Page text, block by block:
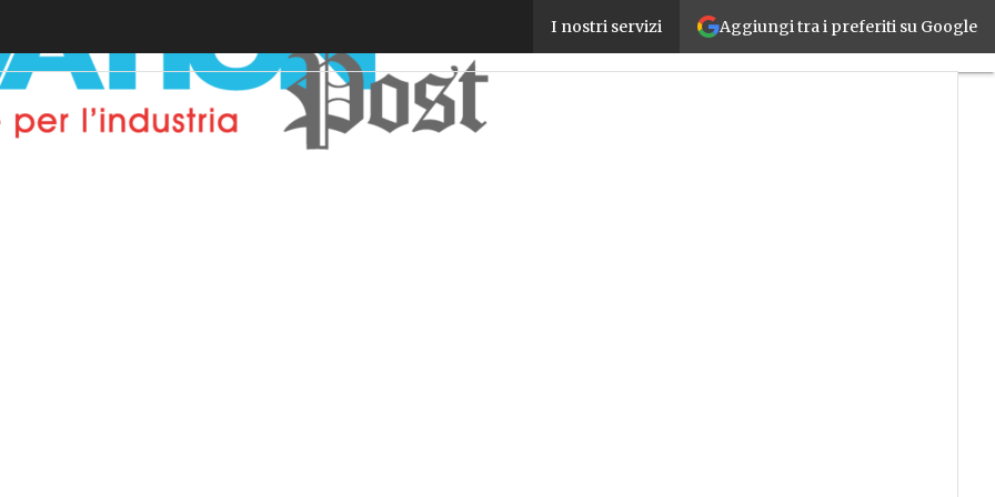
Aggiungi tra i preferiti su Google
I nostri servizi
Comunicazioni industriali, Ethernet industriale